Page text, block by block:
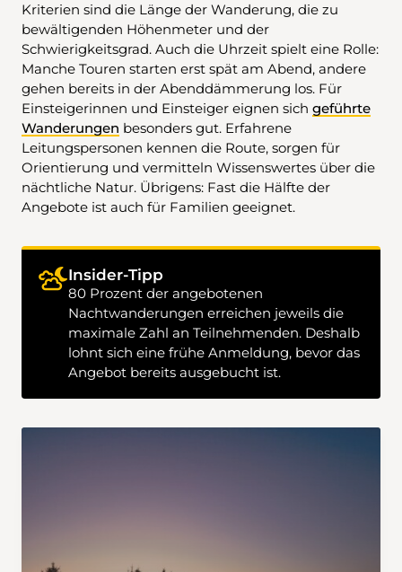
Kriterien sind die Länge der Wanderung, die zu
bewältigenden Höhenmeter und der
Schwierigkeitsgrad. Auch die Uhrzeit spielt eine Rolle:
Manche Touren starten erst spät am Abend, andere
gehen bereits in der Abenddämmerung los. Für
Einsteigerinnen und Einsteiger eignen sich geführte
Wanderungen besonders gut. Erfahrene
Leitungspersonen kennen die Route, sorgen für
Orientierung und vermitteln Wissenswertes über die
nächtliche Natur. Übrigens: Fast die Hälfte der
Angebote ist auch für Familien geeignet.
Insider-Tipp
80 Prozent der angebotenen
Nachtwanderungen erreichen jeweils die
maximale Zahl an Teilnehmenden. Deshalb
lohnt sich eine frühe Anmeldung, bevor das
Angebot bereits ausgebucht ist.